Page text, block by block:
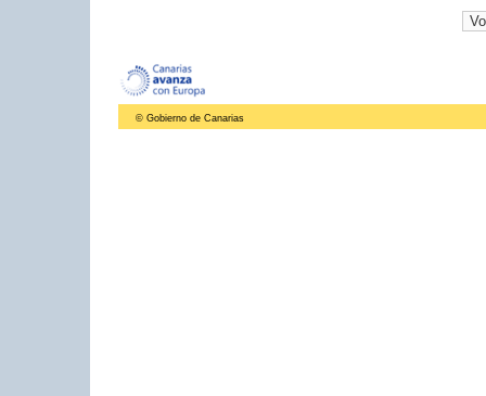
© Gobierno de Canarias